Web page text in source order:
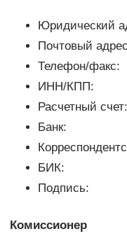
Юридический
Почтовый
Телефон/факс:
ИНН/КПП:
Расчетный счет:
Банк:
БИК:
Подпись:
Комиссионер